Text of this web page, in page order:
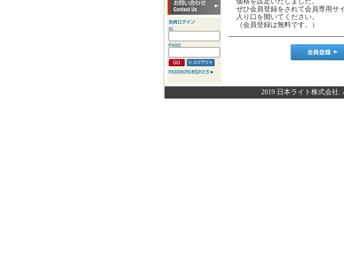
ぜひ会員登録をされて会員専用サ
入り口を開いてください。
（会員登録は無料です。）
2019 日本ライト株式会社.